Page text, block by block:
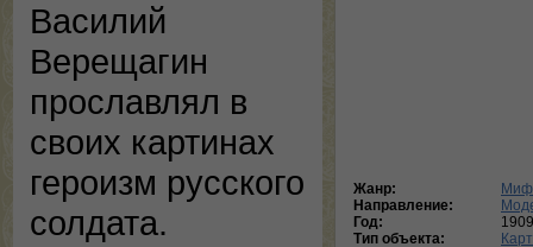
Василий
Верещагин
прославлял в
своих картинах
героизм русского
солдата.
Жанр:
Направление:
Год:
1909
Тип объекта: